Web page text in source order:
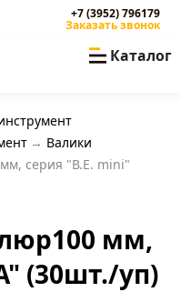
+7 (3952) 796179
Заказать звонок
Каталог
Валики
серия "В.Е. mini"
мм,
(30шт./уп)